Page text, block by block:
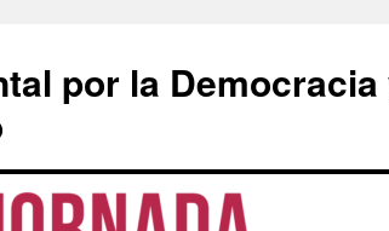
por la